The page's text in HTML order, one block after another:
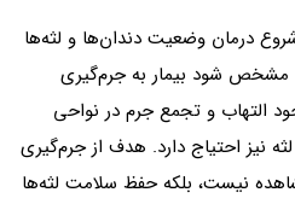
درمان وضعیت دندان‌ها و لثه‌ها
مشخص شود بیمار به جرم‌گیری
التهاب و تجمع جرم در نواحی
نیز احتیاج دارد. هدف از جرم‌گیری
نیست، بلکه حفظ سلامت لثه‌ها